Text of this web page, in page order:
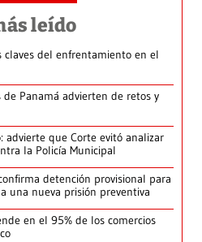
leído
claves del enfrentamiento en el
de Panamá advierten de retos y
advierte que Corte evitó analizar
la Policía Municipal
detención provisional para
una nueva prisión preventiva
en el 95% de los comercios